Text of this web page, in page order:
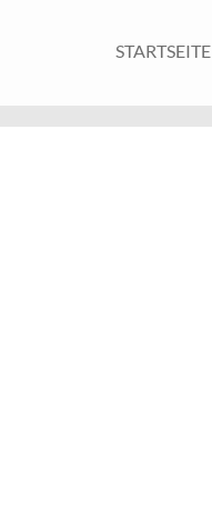
STARTSEITE